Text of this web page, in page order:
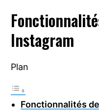
Instagram
Plan
Fonctionnalités